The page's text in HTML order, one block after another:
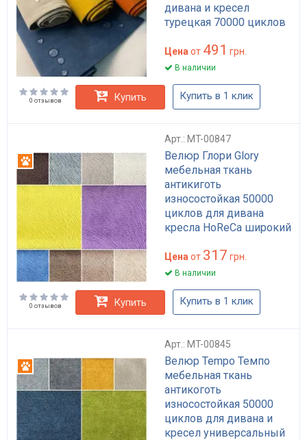
дивана и кресел
турецкая 70000 циклов
Цена от 491 грн.
В наличии
0 отзывов Купить Купить в 1 клик
Арт.: MT-00847
Велюр Глори Glory
мебельная ткань
антикиготь
износостойкая 50000
циклов для дивана
кресла HoReCa широкий
Антикоготь
Цена от 317 грн.
В наличии
0 отзывов Купить Купить в 1 клик
Арт.: MT-00845
Велюр Tempo Темпо
мебельная ткань
антикоготь
износостойкая 50000
циклов для дивана и
кресел универсальный
Антикоготь